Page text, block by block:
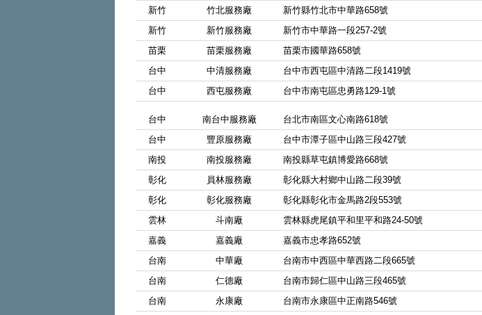
新竹
竹北服務廠 新竹縣竹北市中華路658號
新竹
新竹服務廠 新竹市中華路一段257-2號
苗栗
苗栗服務廠 苗栗市國華路658號
台中
中清服務廠 台中市西屯區中清路二段1419號
台中
西屯服務廠 台中市南屯區忠勇路129-1號
台中 南台中服務廠 台北市南區文心南路618號
台中
豐原服務廠 台中市潭子區中山路三段427號
南投
南投服務廠 南投縣草屯鎮博愛路668號
彰化
員林服務廠 彰化縣大村鄉中山路二段39號
彰化
彰化服務廠 彰化縣彰化市金馬路2段553號
雲林
斗南廠 雲林縣虎尾鎮平和里平和路24-50號
嘉義
嘉義廠 嘉義市忠孝路652號
台南
中華廠 台南市中西區中華西路二段665號
台南
仁德廠 台南市歸仁區中山路三段465號
台南
永康廠 台南市永康區中正南路546號